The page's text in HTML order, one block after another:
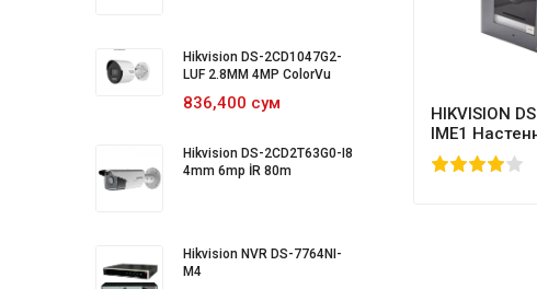
HIKVISION
IME1
крепление
80 80
Hikvision DS-2CD1047G2-
LUF 2.8MM 4MP ColorVu
836,400 сум
Hikvision DS-2CD2T63G0-I8
4mm 6mp İR 80m
Hikvision NVR DS-7764NI-
M4